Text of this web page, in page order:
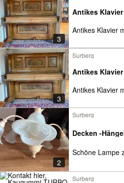
3
Antikes Klavier
Antikes Klavier
3
Surberg
Antikes Klavier
Antikes Klavier
2
Surberg
Decken -
Schöne Lampe
Surberg